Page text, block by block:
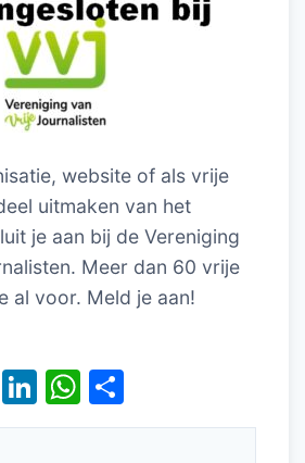
website of als vrije
uitmaken van het
je aan bij de Vereniging
Meer dan 60 vrije
al voor. Meld je aan!
E
Li
n
W
h el